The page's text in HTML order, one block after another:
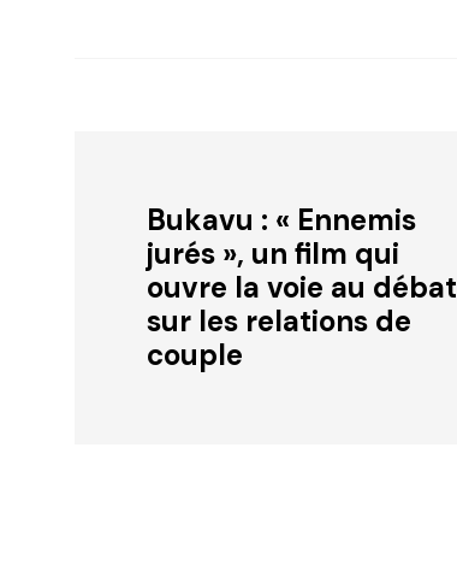
Bukavu : « Ennemis
jurés », un film qui
ouvre la voie au débat
sur les relations de
couple